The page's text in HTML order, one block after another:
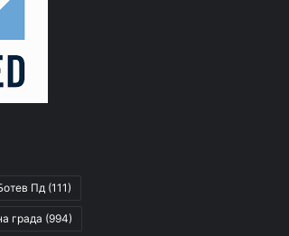
Пд (111)
града (994)